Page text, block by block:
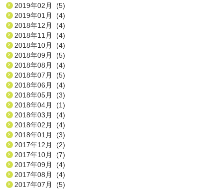
2019年02月 (5)
2019年01月 (4)
2018年12月 (4)
2018年11月 (4)
2018年10月 (4)
2018年09月 (5)
2018年08月 (4)
2018年07月 (5)
2018年06月 (4)
2018年05月 (3)
2018年04月 (1)
2018年03月 (4)
2018年02月 (4)
2018年01月 (3)
2017年12月 (2)
2017年10月 (7)
2017年09月 (4)
2017年08月 (4)
2017年07月 (5)